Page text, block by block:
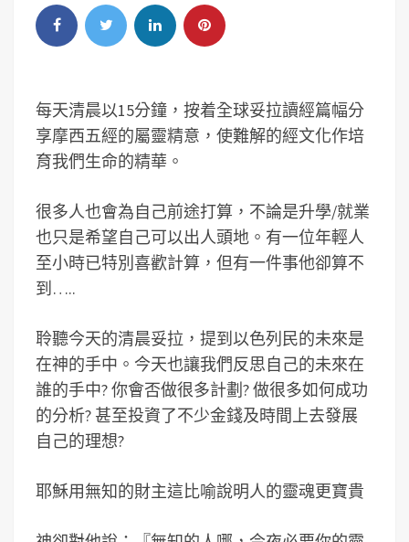
每天清晨以15分鐘，按着全球妥拉讀經篇幅分
享摩西五經的屬靈精意，使難解的經文化作培
育我們生命的精華。
很多人也會為自己前途打算，不論是升學/就業
也只是希望自己可以出人頭地。有一位年輕人
至小時已特別喜歡計算，但有一件事他卻算不
到…..
聆聽今天的清晨妥拉，提到以色列民的未來是
在神的手中。今天也讓我們反思自己的未來在
誰的手中? 你會否做很多計劃? 做很多如何成功
的分析? 甚至投資了不少金錢及時間上去發展
自己的理想?
耶穌用無知的財主這比喻說明人的靈魂更寶貴